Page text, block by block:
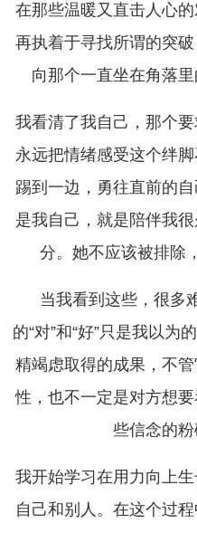
在那些温暖又直击人心
再执着于寻找所谓的突
向那个一直坐在角落
我看清了我自己，那个
永远把情绪感受这个绊
踢到一边，勇往直前的
是我自己，就是陪伴我
分。她不应该被排除
当我看到这些，很多
的“对”和“好”只是我以为
精竭虑取得的成果，不
性，也不一定是对方想
些信念的粉
我开始学习在用力向上
自己和别人。在这个过